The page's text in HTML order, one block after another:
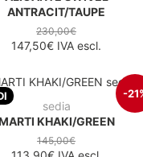
ANTRACIT/TAUPE
230,00€
147,50€ IVA escl.
-
sedia
KHAKI/GREEN
145,00€